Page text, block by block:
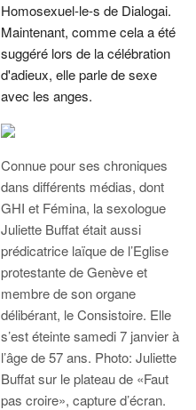
Homosexuel-le-s de Dialogai.
Maintenant, comme cela a été
suggéré lors de la célébration
d'adieux, elle parle de sexe
avec les anges.
Connue pour ses chroniques
dans différents médias, dont
GHI et Fémina, la sexologue
Juliette Buffat était aussi
prédicatrice laïque de l’Eglise
protestante de Genève et
membre de son organe
délibérant, le Consistoire. Elle
s’est éteinte samedi 7 janvier à
l’âge de 57 ans. Photo: Juliette
Buffat sur le plateau de «Faut
pas croire», capture d’écran.